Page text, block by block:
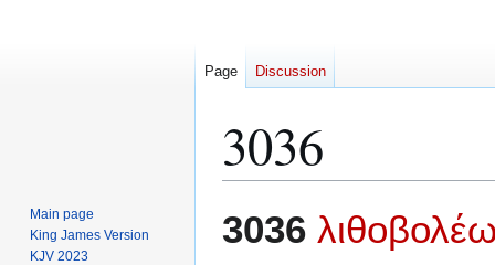
3036
to
to
3036
Page Discussion
Main page
King James Version
KJV 2023